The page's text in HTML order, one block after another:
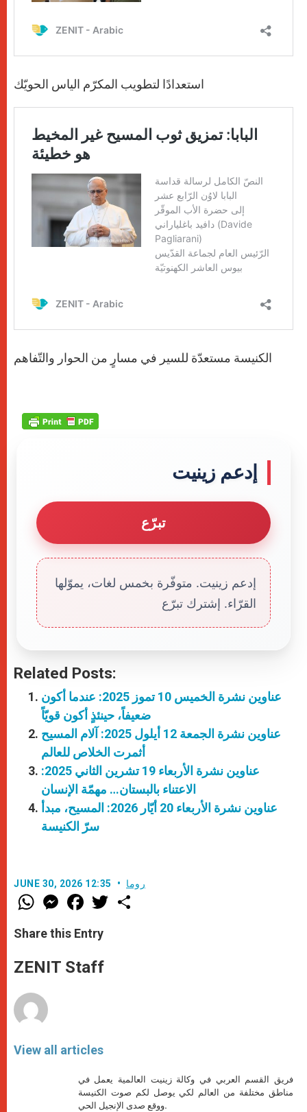
استعدادًا لتطويب المكرّم الياس الحويّك
الكنيسة مستعدّة للسير في مسارٍ من الحوار والتّفاهم
إدعم زينيت
تبرّع
إدعم زينيت. متوفّرة بخمس لغات، يموّلها
القرّاء. إشترك تبرّع
Related Posts:
عناوين نشرة الخميس 10 تموز 2025: عندما أكون
ضعيفاً، حينئذٍ أكون قويّاً
عناوين نشرة الجمعة 12 أيلول 2025: آلام المسيح
أثمرت الخلاص للعالم
عناوين نشرة الأربعاء 19 تشرين الثاني 2025:
الاعتناء بالبستان… مهمّة الإنسان
عناوين نشرة الأربعاء 20 أيّار 2026: المسيح، مبدأ
سرّ الكنيسة
JUNE 30, 2026 12:35 روما
W
h
t
s
p
p
M
e
s
e
g
e
F
a
e
b
o
k
w
Share this Entry
ZENIT Staff
View all articles
فريق القسم العربي في وكالة زينيت العالمية يعمل في
مناطق مختلفة من العالم لكي يوصل لكم صوت الكنيسة
ووقع صدى الإنجيل الحي.